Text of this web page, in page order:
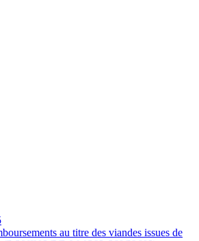
au titre des viandes issues de